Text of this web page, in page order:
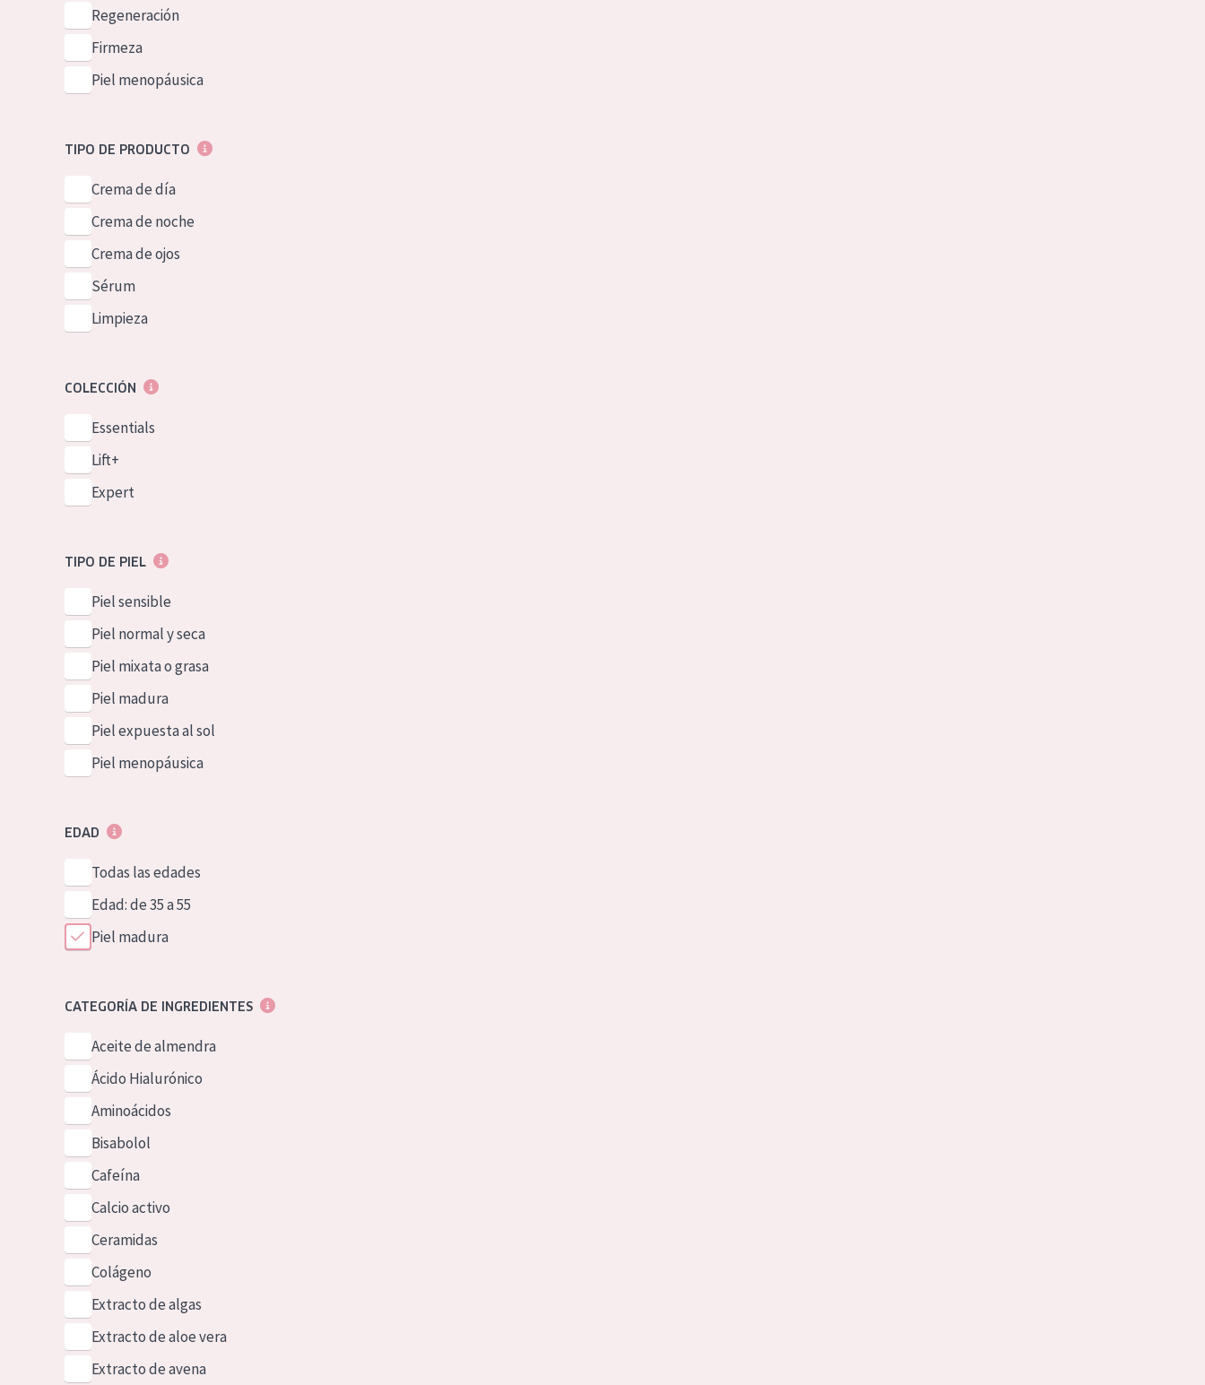
German
Spanish
Greek
Regeneración
Firmeza
Piel menopáusica
TIPO DE PRODUCTO
Crema de día
Crema de noche
Crema de ojos
Sérum
Limpieza
COLECCIÓN
Essentials
Lift+
Expert
TIPO DE PIEL
Piel sensible
Piel normal y seca
Piel mixata o grasa
Piel madura
Piel expuesta al sol
Piel menopáusica
EDAD
Todas las edades
Edad: de 35 a 55
Piel madura
CATEGORÍA DE INGREDIENTES
Aceite de almendra
Ácido Hialurónico
Aminoácidos
Bisabolol
Cafeína
Calcio activo
Ceramidas
Colágeno
Extracto de algas
Extracto de aloe vera
Extracto de avena